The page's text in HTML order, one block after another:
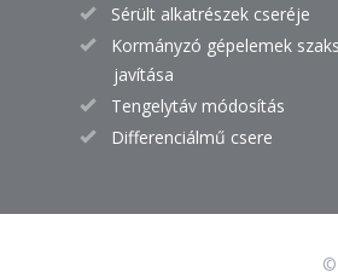
Sérült alkatrészek cseréje
Kormányzó gépelemek
javítása
Tengelytáv módosítás
Differenciálmű csere
©